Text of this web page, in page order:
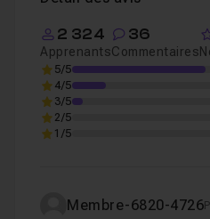
2 324
Apprenants
36
Commentaires
5/5
4/5
3/5
2/5
1/5
Membre-6820-4726